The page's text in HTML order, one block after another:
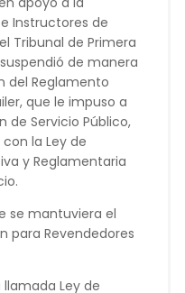
Instructores de
Tribunal de Primera
de manera
del Reglamento
que le impuso a
de Servicio Público,
la Ley de
y Reglamentaria
se mantuviera el
para Revendedores
Ley de